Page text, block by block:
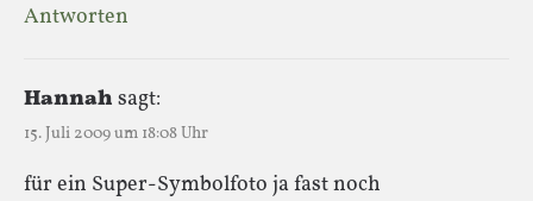
Antworten
Hannah sagt:
15. Juli 2009 um 18:08 Uhr
für ein Super-Symbolfoto ja fast noch